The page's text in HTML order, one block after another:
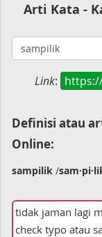
Arti Kata -
Link:
Definisi atau
Online:
sampilik /